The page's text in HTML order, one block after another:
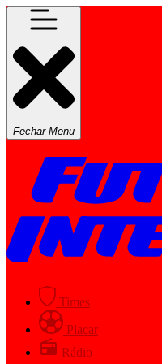
Fechar Menu
Times
Placar
Rádio